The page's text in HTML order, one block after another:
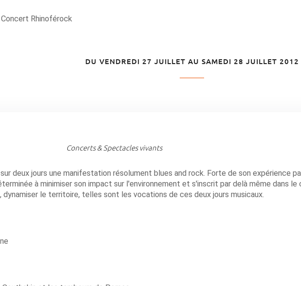
Rhinoférock
DU VENDREDI 27 JUILLET AU SAMEDI 28 JUILLET 2012
Concerts & Spectacles vivants
deux jours une manifestation résolument blues and rock. Forte de son expérience
à minimiser son impact sur l'environnement et s'inscrit par delà même dans le
dynamiser le territoire, telles sont les vocations de ces deux jours musicaux.